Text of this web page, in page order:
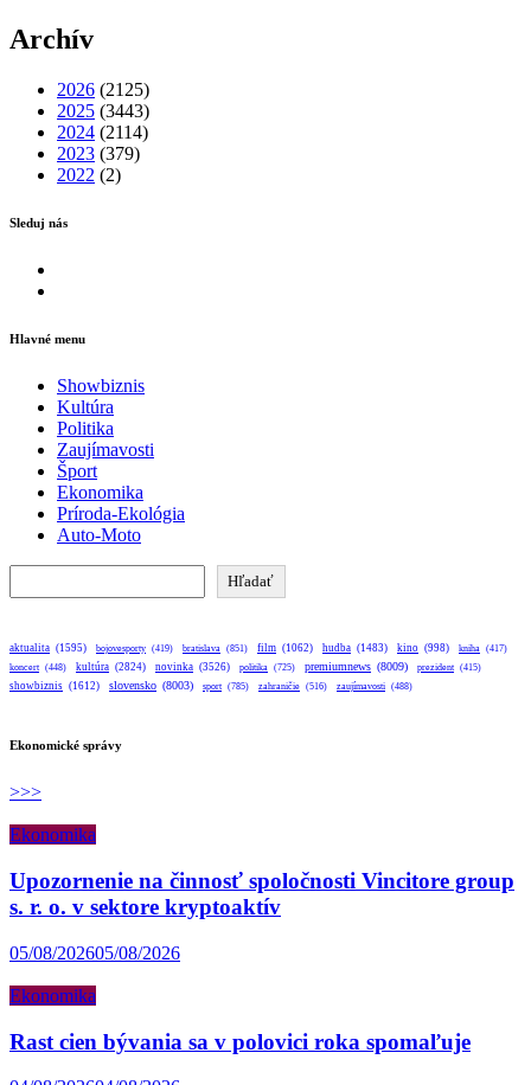
Archív
2026 (2125)
2025 (3443)
2024 (2114)
2023 (379)
2022 (2)
Sleduj nás
Hlavné menu
Showbiznis
Kultúra
Politika
Zaujímavosti
Šport
Ekonomika
Príroda-Ekológia
Auto-Moto
Hľadať
aktualita (1595) bojovesporty (419) bratislava (851) film (1062) hudba (1483) kino (998) kniha
(417)
koncert (448) kultúra (2824) novinka (3526) politika (725) premiumnews (8009) prezident (415)
showbiznis (1612) slovensko (8003) sport (785) zahraničie (516) zaujímavosti (488)
Ekonomické správy
>>>
Ekonomika
Upozornenie na činnosť spoločnosti Vincitore group
s. r. o. v sektore kryptoaktív
05/08/202605/08/2026
Ekonomika
Rast cien bývania sa v polovici roka spomaľuje